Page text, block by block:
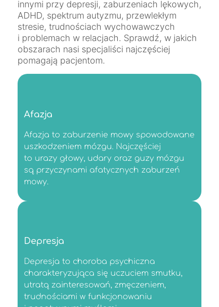
innymi przy depresji, zaburzeniach lękowych,
ADHD, spektrum autyzmu, przewlekłym
stresie, trudnościach wychowawczych
i problemach w relacjach. Sprawdź, w jakich
obszarach nasi specjaliści najczęściej
pomagają pacjentom.
Afazja
Afazja to zaburzenie mowy spowodowane
uszkodzeniem mózgu. Najczęściej
to urazy głowy, udary oraz guzy mózgu
są przyczynami afatycznych zaburzeń
mowy.
Depresja
Depresja to choroba psychiczna
charakteryzująca się uczuciem smutku,
utratą zainteresowań, zmęczeniem,
trudnościami w funkcjonowaniu